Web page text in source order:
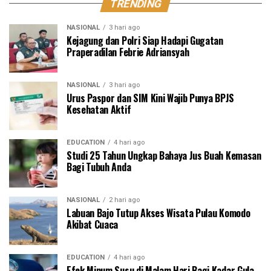
TRENDING
NASIONAL 3 hari ago
Kejagung dan Polri Siap Hadapi Gugatan
Praperadilan Febrie Adriansyah
NASIONAL 3 hari ago
Urus Paspor dan SIM Kini Wajib Punya BPJS
Kesehatan Aktif
EDUCATION 4 hari ago
Studi 25 Tahun Ungkap Bahaya Jus Buah Kemasan
Bagi Tubuh Anda
NASIONAL 2 hari ago
Labuan Bajo Tutup Akses Wisata Pulau Komodo
Akibat Cuaca
EDUCATION 4 hari ago